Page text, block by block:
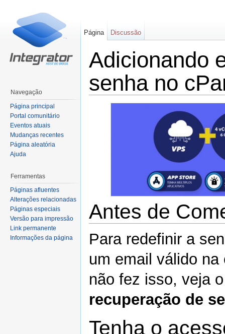
Adicionando
senha no
Antes de
Para redefinir a
um email válido
não fez isso, veja
recuperação de
Tenha o
Página Discussão
Navegação
Página principal
Portal comunitário
Eventos atuais
Mudanças recentes
Página aleatória
Ajuda
Ferramentas
Páginas afluentes
Alterações relacionadas
Páginas especiais
Versão para impressão
Link permanente
Informações da página